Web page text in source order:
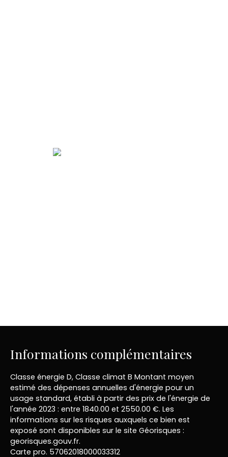
Informations complémentaires
Classe énergie D, Classe climat B Montant moyen
estimé des dépenses annuelles d'énergie pour un
usage standard, établi à partir des prix de l'énergie de
l'année 2023 : entre 1840.00 et 2550.00 €. Les
informations sur les risques auxquels ce bien est
exposé sont disponibles sur le site Géorisques :
georisques.gouv.fr.
Carte pro. 57062018000033312